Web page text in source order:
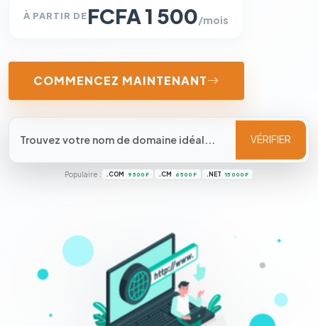
À PARTIR DEFCFA 1 500/mois
COMMENCEZ MAINTENANT
VÉRIFIER
Populaire : .COM 9 500 F .CM 6 500 F .NET 15 000 F